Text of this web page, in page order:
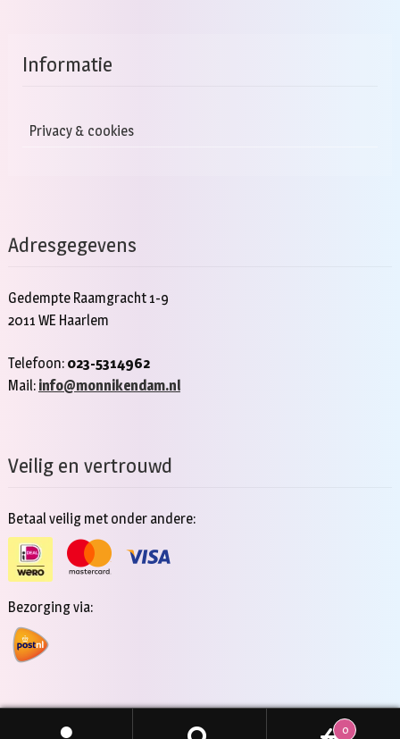
Informatie
Privacy & cookies
Adresgegevens
Gedempte Raamgracht 1-9
2011 WE Haarlem
Telefoon: 023-5314962
Mail: info@monnikendam.nl
Veilig en vertrouwd
Betaal veilig met onder andere:
Bezorging via:
0